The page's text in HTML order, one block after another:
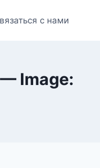
с нами
Image: